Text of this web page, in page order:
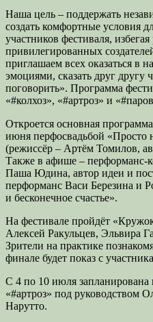
Наша цель – поддержать
создать комфортные условия
участников фестиваля, избегая
привилегированных
приглашаем всех оказаться в
эмоциями, сказать друг другу
поговорить». Программа
«#колхоз», «#артроз» и
Откроется основная
июня перфосвадьбой «Просто
(режиссёр – Артём Томилов,
Также в афише – перформанс-
Паша Юдина, автор идеи и
перформанс Васи Березина и
и бесконечное счастье».
На фестивале пройдёт
Алексей Ракульцев, Эльвира
Зрители на практике
финале будет показ с
С 4 по 10 июля запланирована
«#артроз» под руководством
Нарутто.